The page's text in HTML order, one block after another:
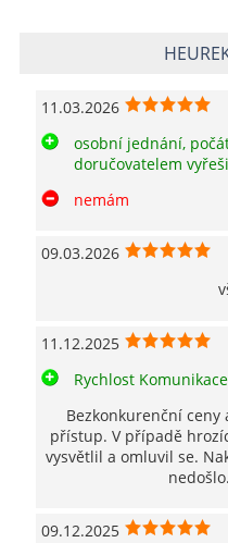
11.03.2026
osobní jednání,
doručovatelem
nemám
09.03.2026
11.12.2025
Rychlost Komunikace
Bezkonkurenční
přístup. V případě
vysvětlil a omluvil se.
09.12.2025